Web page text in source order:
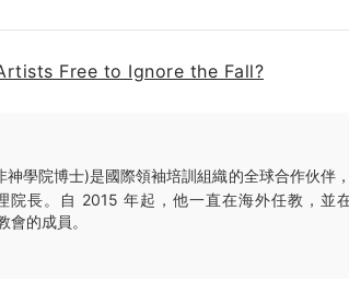
Free to Ignore the Fall?
神學院博士)是國際領袖培訓組織的全球合作伙伴
院長。自 2015 年起，他一直在海外任教，並
的成員。